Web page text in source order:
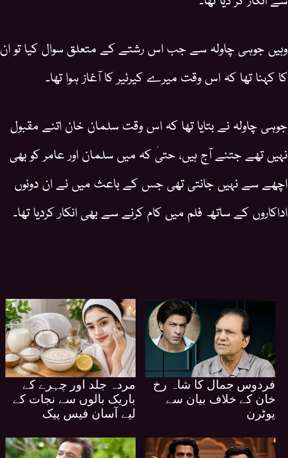
وہیں جوہی چاولہ سے جب اس رشتے کے متعلق سوال کیا تو ان
کا کہنا تھا کہ اس وقت میرے کیرئیر کا آغاز ہوا تھا۔
جوہی چاولہ نے بتایا تھا کہ اس وقت سلمان خان اتنے مقبول
نہیں تھے جتنے آج ہیں، حتیٰ کہ میں سلمان اور عامر کو بھی
اچھے سے نہیں جانتی تھی جس کے باعث میں نے ان دونوں
اداکاروں کے ساتھ فلم میں کام کرنے سے بھی انکار کردیا تھا۔
مردہ جلد اور چہرے کے
باریک بالوں سے نجات کے
لیے آسان فیس پیک
فردوس جمال کا شاہ رخ
خان کے خلاف بیان سے
یوٹرن